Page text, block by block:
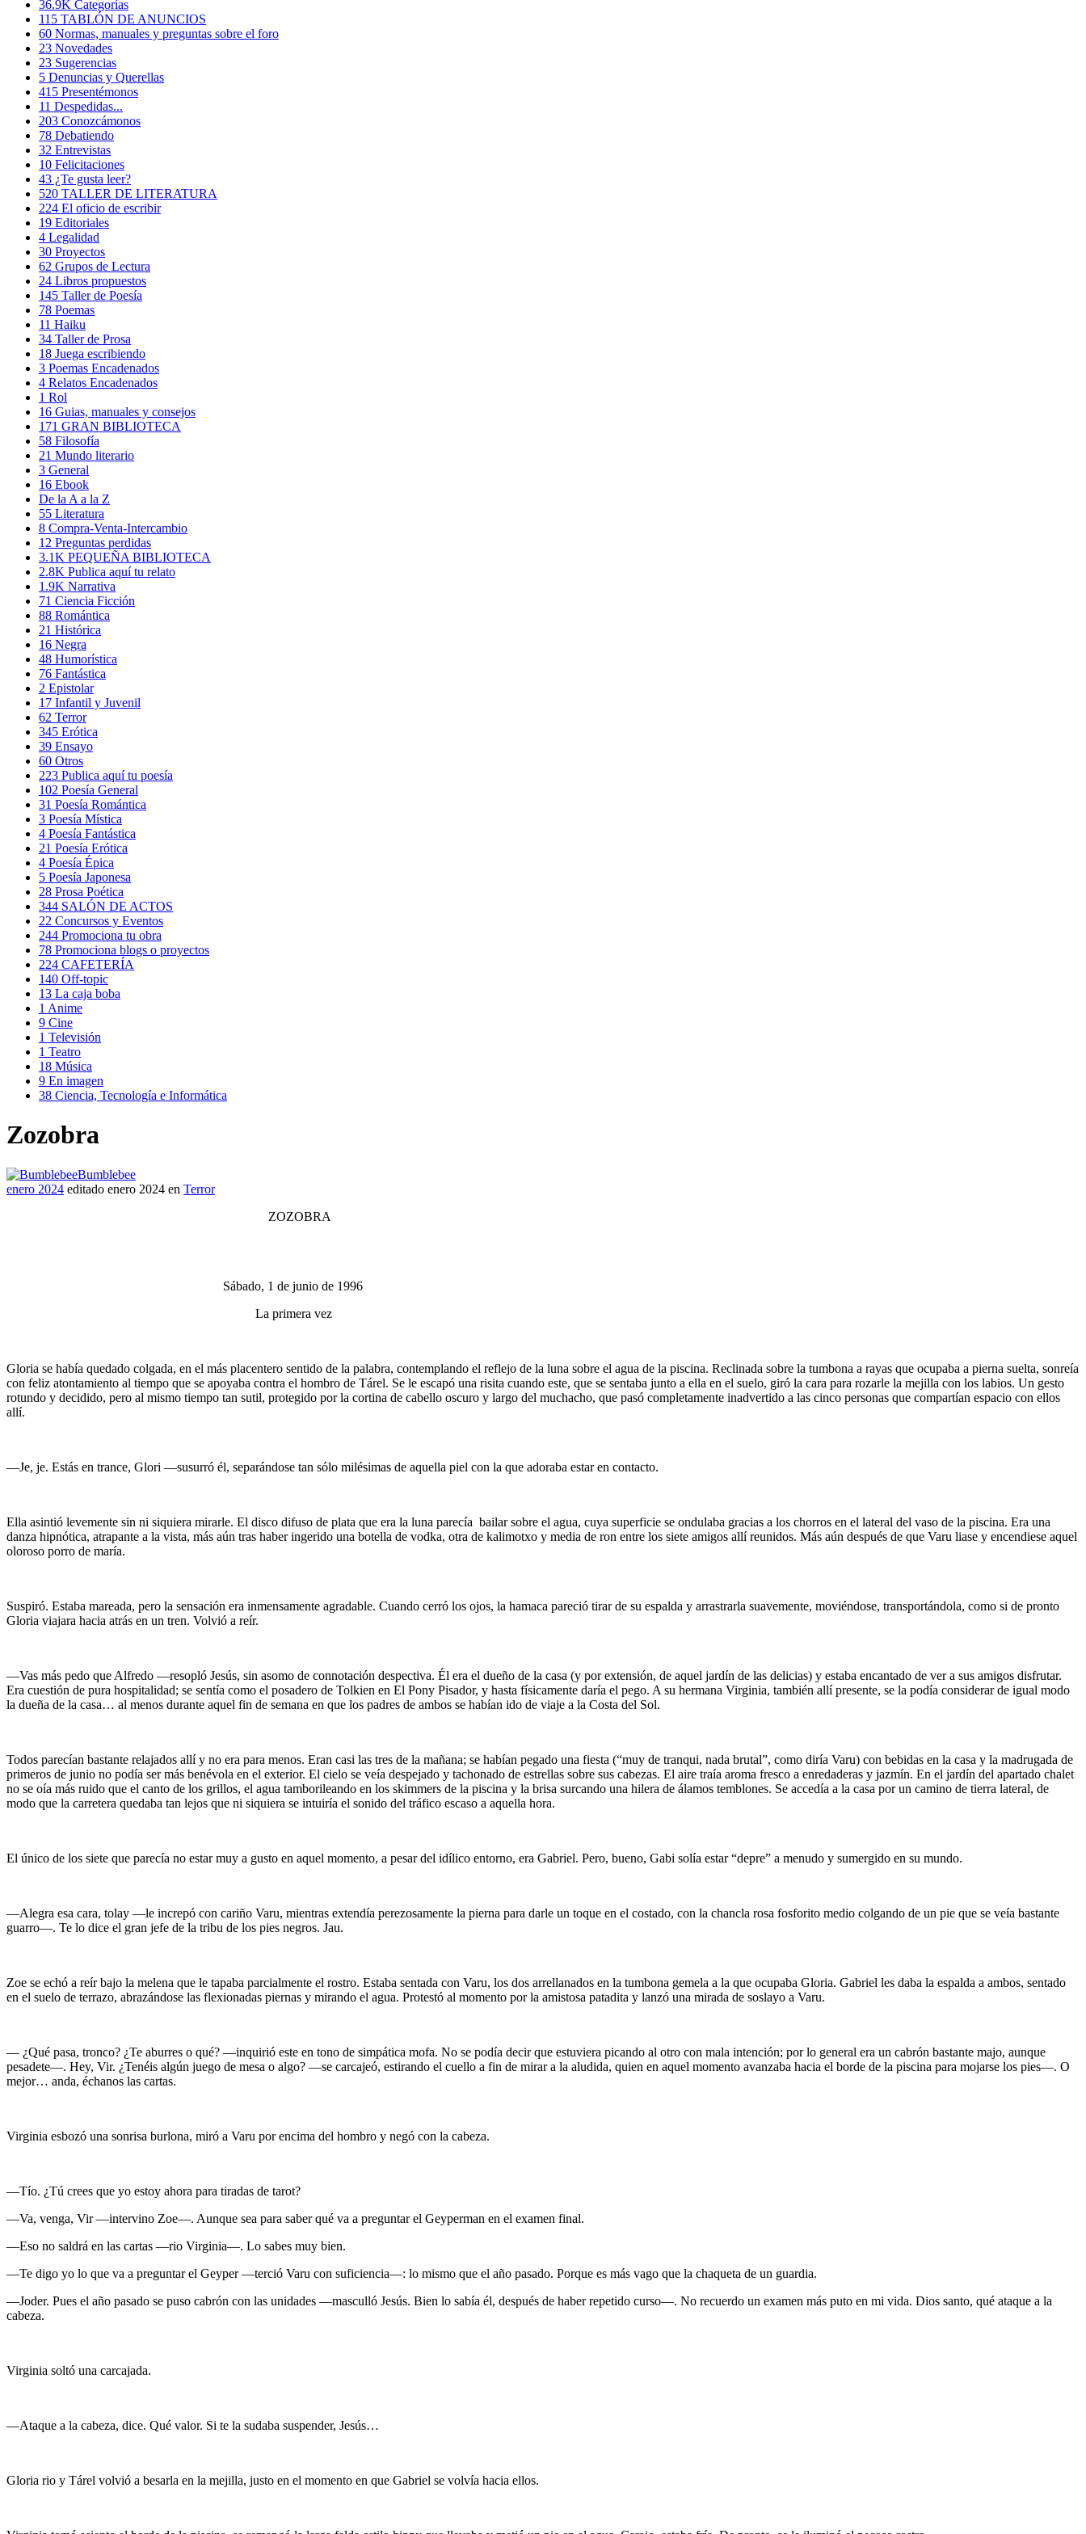
36.9K Categorías
115 TABLÓN DE ANUNCIOS
60 Normas, manuales y preguntas sobre el foro
23 Novedades
23 Sugerencias
5 Denuncias y Querellas
415 Presentémonos
11 Despedidas...
203 Conozcámonos
78 Debatiendo
32 Entrevistas
10 Felicitaciones
43 ¿Te gusta leer?
520 TALLER DE LITERATURA
224 El oficio de escribir
19 Editoriales
4 Legalidad
30 Proyectos
62 Grupos de Lectura
24 Libros propuestos
145 Taller de Poesía
78 Poemas
11 Haiku
34 Taller de Prosa
18 Juega escribiendo
3 Poemas Encadenados
4 Relatos Encadenados
1 Rol
16 Guias, manuales y consejos
171 GRAN BIBLIOTECA
58 Filosofía
21 Mundo literario
3 General
16 Ebook
De la A a la Z
55 Literatura
8 Compra-Venta-Intercambio
12 Preguntas perdidas
3.1K PEQUEÑA BIBLIOTECA
2.8K Publica aquí tu relato
1.9K Narrativa
71 Ciencia Ficción
88 Romántica
21 Histórica
16 Negra
48 Humorística
76 Fantástica
2 Epistolar
17 Infantil y Juvenil
62 Terror
345 Erótica
39 Ensayo
60 Otros
223 Publica aquí tu poesía
102 Poesía General
31 Poesía Romántica
3 Poesía Mística
4 Poesía Fantástica
21 Poesía Erótica
4 Poesía Épica
5 Poesía Japonesa
28 Prosa Poética
344 SALÓN DE ACTOS
22 Concursos y Eventos
244 Promociona tu obra
78 Promociona blogs o proyectos
224 CAFETERÍA
140 Off-topic
13 La caja boba
1 Anime
9 Cine
1 Televisión
1 Teatro
18 Música
9 En imagen
38 Ciencia, Tecnología e Informática
Zozobra
Bumblebee
enero 2024 editado enero 2024 en Terror
ZOZOBRA
Sábado, 1 de junio de 1996
La primera vez
Gloria se había quedado colgada, en el más placentero sentido de la palabra, contemplando el reflejo de la luna sobre el agua de la piscina. Reclinada sobre la tumbona a rayas que ocupaba a pierna suelta, sonreía
con feliz atontamiento al tiempo que se apoyaba contra el hombro de Tárel. Se le escapó una risita cuando este, que se sentaba junto a ella en el suelo, giró la cara para rozarle la mejilla con los labios. Un gesto
rotundo y decidido, pero al mismo tiempo tan sutil, protegido por la cortina de cabello oscuro y largo del muchacho, que pasó completamente inadvertido a las cinco personas que compartían espacio con ellos
allí.
—Je, je. Estás en trance, Glori —susurró él, separándose tan sólo milésimas de aquella piel con la que adoraba estar en contacto.
Ella asintió levemente sin ni siquiera mirarle. El disco difuso de plata que era la luna parecía bailar sobre el agua, cuya superficie se ondulaba gracias a los chorros en el lateral del vaso de la piscina. Era una
danza hipnótica, atrapante a la vista, más aún tras haber ingerido una botella de vodka, otra de kalimotxo y media de ron entre los siete amigos allí reunidos. Más aún después de que Varu liase y encendiese aquel
oloroso porro de maría.
Suspiró. Estaba mareada, pero la sensación era inmensamente agradable. Cuando cerró los ojos, la hamaca pareció tirar de su espalda y arrastrarla suavemente, moviéndose, transportándola, como si de pronto
Gloria viajara hacia atrás en un tren. Volvió a reír.
—Vas más pedo que Alfredo —resopló Jesús, sin asomo de connotación despectiva. Él era el dueño de la casa (y por extensión, de aquel jardín de las delicias) y estaba encantado de ver a sus amigos disfrutar.
Era cuestión de pura hospitalidad; se sentía como el posadero de Tolkien en El Pony Pisador, y hasta físicamente daría el pego. A su hermana Virginia, también allí presente, se la podía considerar de igual modo
la dueña de la casa… al menos durante aquel fin de semana en que los padres de ambos se habían ido de viaje a la Costa del Sol.
Todos parecían bastante relajados allí y no era para menos. Eran casi las tres de la mañana; se habían pegado una fiesta (“muy de tranqui, nada brutal”, como diría Varu) con bebidas en la casa y la madrugada de
primeros de junio no podía ser más benévola en el exterior. El cielo se veía despejado y tachonado de estrellas sobre sus cabezas. El aire traía aroma fresco a enredaderas y jazmín. En el jardín del apartado chalet
no se oía más ruido que el canto de los grillos, el agua tamborileando en los skimmers de la piscina y la brisa surcando una hilera de álamos temblones. Se accedía a la casa por un camino de tierra lateral, de
modo que la carretera quedaba tan lejos que ni siquiera se intuiría el sonido del tráfico escaso a aquella hora.
El único de los siete que parecía no estar muy a gusto en aquel momento, a pesar del idílico entorno, era Gabriel. Pero, bueno, Gabi solía estar “depre” a menudo y sumergido en su mundo.
—Alegra esa cara, tolay —le increpó con cariño Varu, mientras extendía perezosamente la pierna para darle un toque en el costado, con la chancla rosa fosforito medio colgando de un pie que se veía bastante
guarro—. Te lo dice el gran jefe de la tribu de los pies negros. Jau.
Zoe se echó a reír bajo la melena que le tapaba parcialmente el rostro. Estaba sentada con Varu, los dos arrellanados en la tumbona gemela a la que ocupaba Gloria. Gabriel les daba la espalda a ambos, sentado
en el suelo de terrazo, abrazándose las flexionadas piernas y mirando el agua. Protestó al momento por la amistosa patadita y lanzó una mirada de soslayo a Varu.
— ¿Qué pasa, tronco? ¿Te aburres o qué? —inquirió este en tono de simpática mofa. No se podía decir que estuviera picando al otro con mala intención; por lo general era un cabrón bastante majo, aunque
pesadete—. Hey, Vir. ¿Tenéis algún juego de mesa o algo? —se carcajeó, estirando el cuello a fin de mirar a la aludida, quien en aquel momento avanzaba hacia el borde de la piscina para mojarse los pies—. O
mejor… anda, échanos las cartas.
Virginia esbozó una sonrisa burlona, miró a Varu por encima del hombro y negó con la cabeza.
—Tío. ¿Tú crees que yo estoy ahora para tiradas de tarot?
—Va, venga, Vir —intervino Zoe—. Aunque sea para saber qué va a preguntar el Geyperman en el examen final.
—Eso no saldrá en las cartas —rio Virginia—. Lo sabes muy bien.
—Te digo yo lo que va a preguntar el Geyper —terció Varu con suficiencia—: lo mismo que el año pasado. Porque es más vago que la chaqueta de un guardia.
—Joder. Pues el año pasado se puso cabrón con las unidades —masculló Jesús. Bien lo sabía él, después de haber repetido curso—. No recuerdo un examen más puto en mi vida. Dios santo, qué ataque a la
cabeza.
Virginia soltó una carcajada.
—Ataque a la cabeza, dice. Qué valor. Si te la sudaba suspender, Jesús…
Gloria rio y Tárel volvió a besarla en la mejilla, justo en el momento en que Gabriel se volvía hacia ellos.